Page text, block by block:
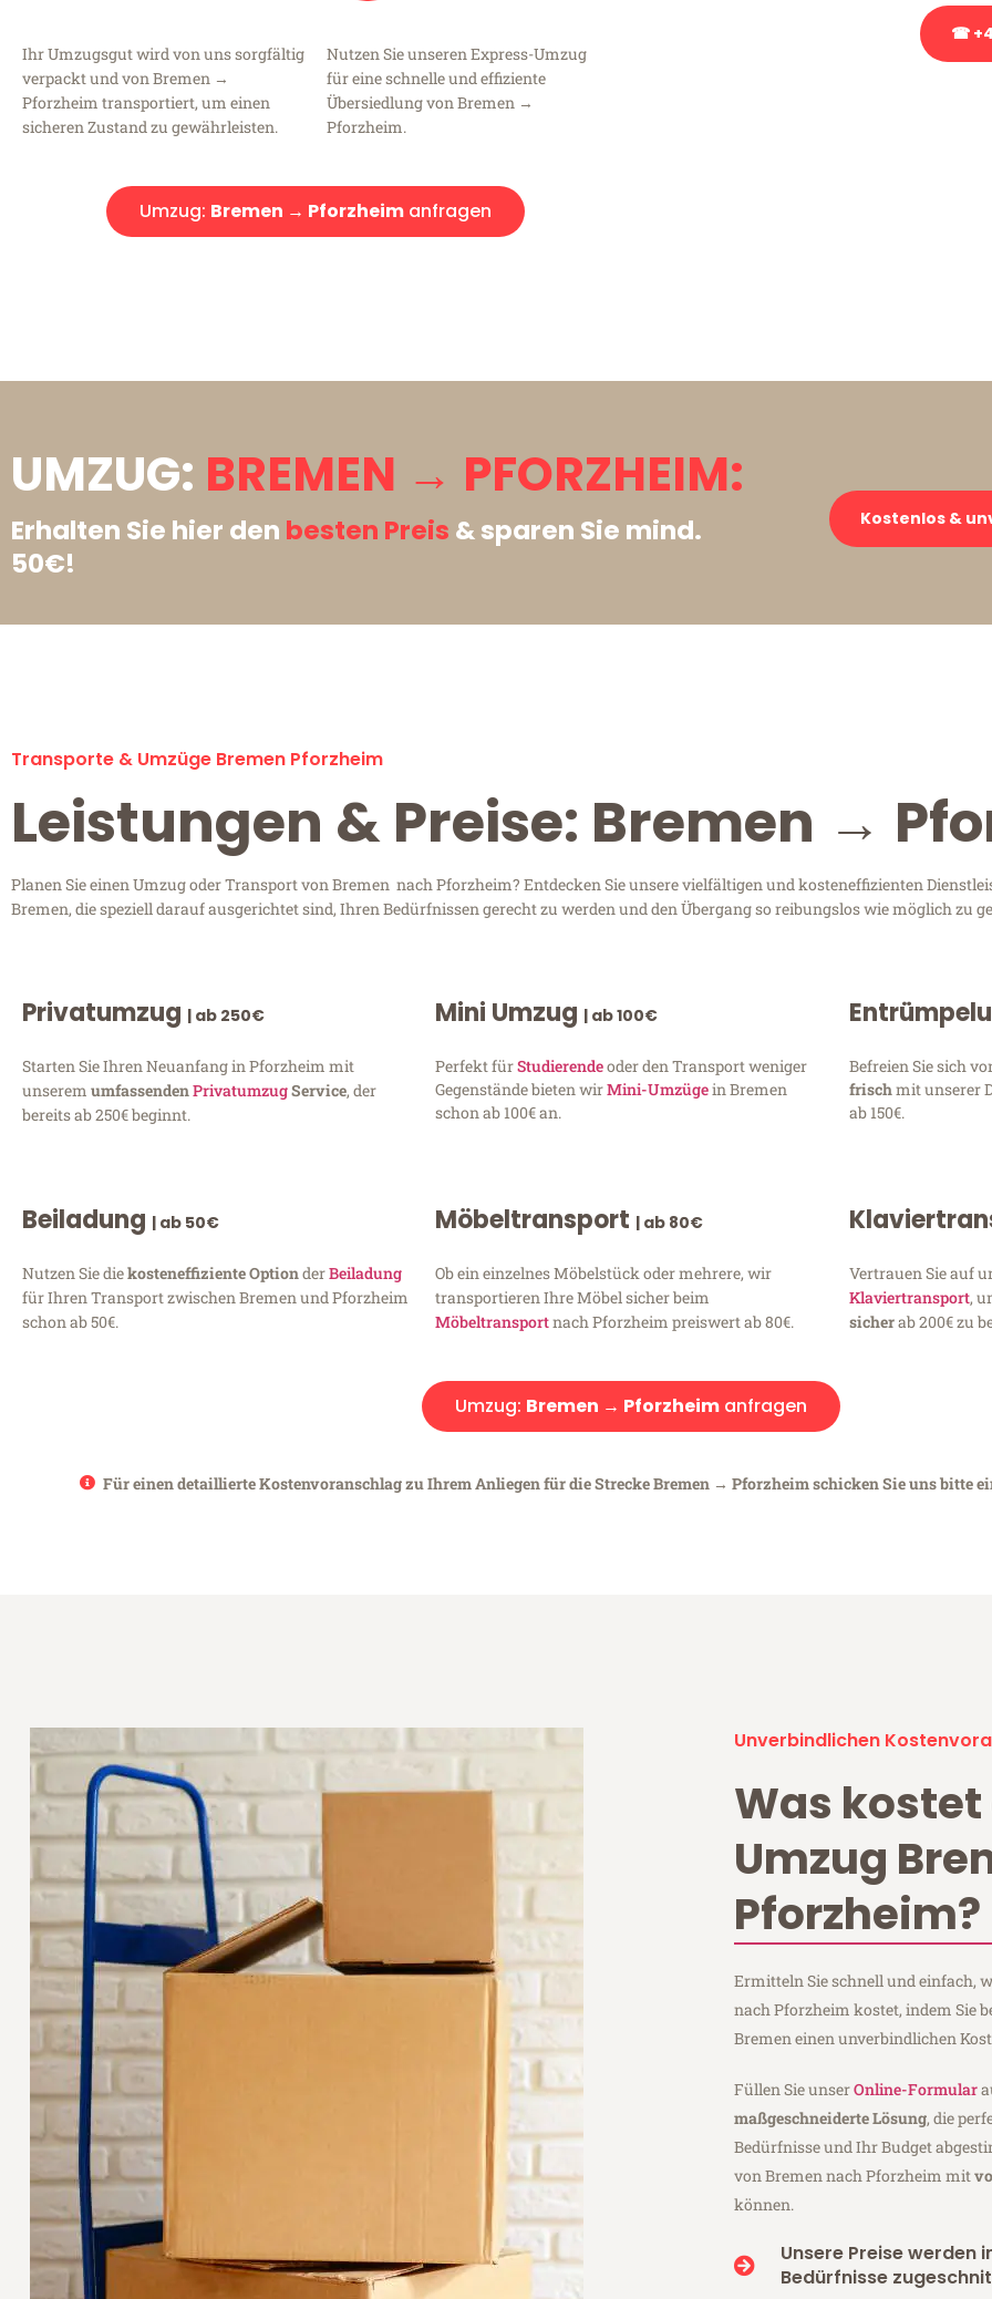
Ihr Umzugsgut wird von uns sorgfältig
verpackt und von Bremen →
Pforzheim transportiert, um einen
sicheren Zustand zu gewährleisten.
Nutzen Sie unseren Express-Umzug
für eine schnelle und effiziente
Übersiedlung von Bremen →
Pforzheim.
Umzug: Bremen → Pforzheim anfragen
☎
UMZUG: BREMEN → PFORZHEIM:
Erhalten Sie hier den besten Preis & sparen Sie mind.
50€!
Kostenlos &
Transporte & Umzüge Bremen Pforzheim
Leistungen & Preise: Bremen →
Planen Sie einen Umzug oder Transport von Bremen nach Pforzheim? Entdecken Sie unsere vielfältigen und kosteneffizienten
Bremen, die speziell darauf ausgerichtet sind, Ihren Bedürfnissen gerecht zu werden und den Übergang so reibungslos wie möglich zu
Privatumzug | ab 250€
Starten Sie Ihren Neuanfang in Pforzheim mit
unserem umfassendenPrivatumzugService, der
bereits ab 250€ beginnt.
Mini Umzug | ab 100€
Perfekt fürStudierendeoder den Transport weniger
Gegenstände bieten wirMini-Umzügein Bremen
schon ab 100€ an.
Befreien Sie sich
frischmit unserer
ab 150€.
Beiladung | ab 50€
Nutzen Sie diekosteneffiziente OptionderBeiladung
für Ihren Transport zwischen Bremen und Pforzheim
schon ab 50€.
Möbeltransport | ab 80€
Ob ein einzelnes Möbelstück oder mehrere, wir
transportieren Ihre Möbel sicher beim
Möbeltransportnach Pforzheim preiswert ab 80€.
Vertrauen Sie auf
Klaviertransport,
sicherab 200€ zu
Umzug: Bremen → Pforzheim anfragen
Für einen detaillierte Kostenvoranschlag zu Ihrem Anliegen für die Strecke Bremen → Pforzheim schicken Sie uns bitte
Unverbindlichen
Was kostet
Umzug
Pforzheim?
Ermitteln Sie schnell und einfach,
nach Pforzheim kostet, indem Sie
Bremen einen unverbindlichen
Füllen Sie unserOnline-Formular
maßgeschneiderte Lösung, die
Bedürfnisse und Ihr Budget
von Bremen nach Pforzheim mit
können.
Unsere Preise werden
Bedürfnisse